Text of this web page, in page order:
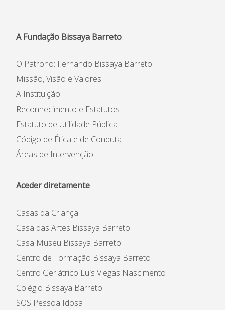
A Fundação Bissaya Barreto
O Patrono: Fernando Bissaya Barreto
Missão, Visão e Valores
A Instituição
Reconhecimento e Estatutos
Estatuto de Utilidade Pública
Código de Ética e de Conduta
Áreas de Intervenção
Aceder diretamente
Casas da Criança
Casa das Artes Bissaya Barreto
Casa Museu Bissaya Barreto
Centro de Formação Bissaya Barreto
Centro Geriátrico Luís Viegas Nascimento
Colégio Bissaya Barreto
SOS Pessoa Idosa